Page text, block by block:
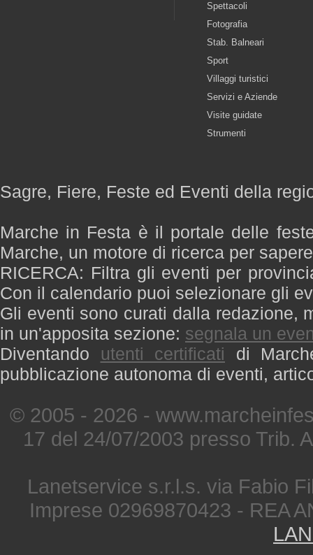
Spettacoli
Fotografia
Stab. Balneari
Sport
Villaggi turistici
Servizi e Aziende
Visite guidate
Strumenti
Sagre, Fiere, Feste ed Eventi della
Marche in Festa è il portale delle
Marche, un motore di ricerca per
RICERCA: Filtra gli eventi per
Con il calendario puoi selezionare gli
Gli eventi sono curati dalla redazione,
in un'apposita sezione: segnala un
Diventando utenti certificati di
pubblicazione autonoma di eventi,
© 2005 - 2026 -
17 del 24/07/2003 presso Trib.
Lanetservice s.r.l.s. via Fabio
Imprese 02969870423 - REA